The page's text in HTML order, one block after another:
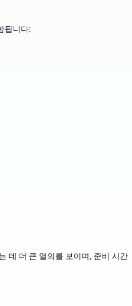
됩니다:
데 더 큰 열의를 보이며, 준비 시간